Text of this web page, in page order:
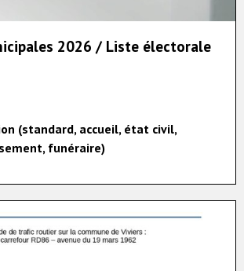
2026 / Liste électorale
(standard, accueil, état civil,
funéraire)